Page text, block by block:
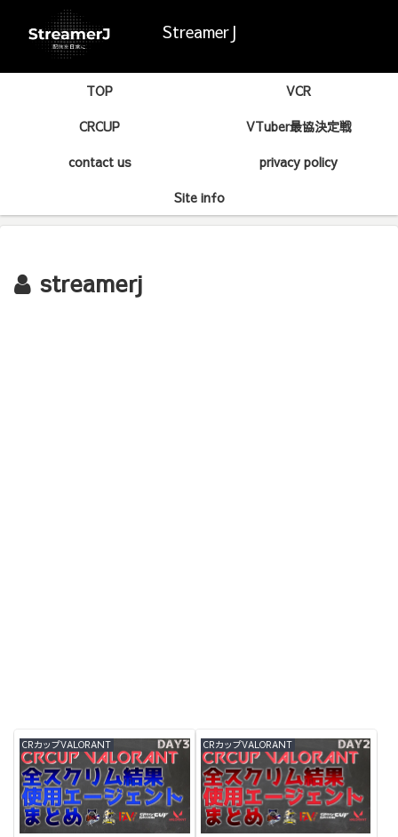
StreamerJ
TOP
VCR
CRCUP
VTuber最協決定戦
contact us
privacy policy
Site info
streamerj
CRカップVALORANT CRカップVALORANT